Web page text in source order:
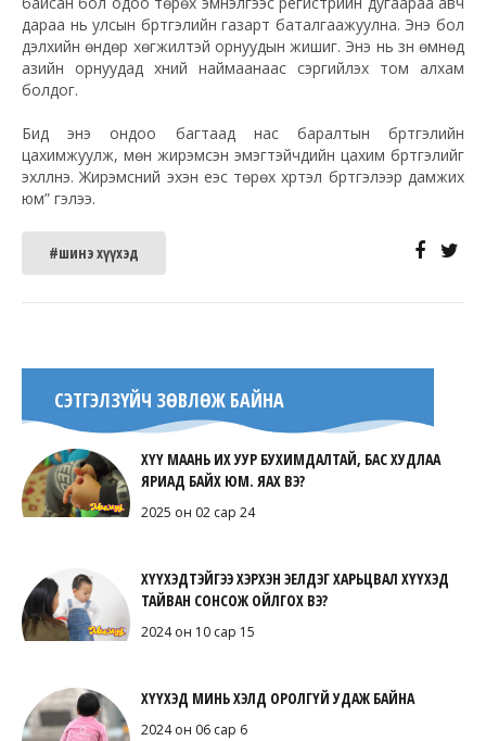
дараа нь улсын бүртгэлийн газарт баталгаажуулна. Энэ бол
дэлхийн өндөр хөгжилтэй орнуудын жишиг. Энэ нь зүүн өмнөд
азийн орнуудад хүний наймаанаас сэргийлэх том алхам
болдог.
Бид энэ ондоо багтаад нас баралтын бүртгэлийн
цахимжуулж, мөн жирэмсэн эмэгтэйчүүдийн цахим бүртгэлийг
эхлүүлнэ. Жирэмсний эхэн үеэс төрөх хүртэл бүртгэлээр дамжих
юм” гэлээ.
#шинэ хүүхэд
СЭТГЭЛЗҮЙЧ ЗӨВЛӨЖ БАЙНА
ХҮҮ МААНЬ ИХ УУР БУХИМДАЛТАЙ, БАС ХУДЛАА
ЯРИАД БАЙХ ЮМ. ЯАХ ВЭ?
2025 он 02 сар 24
ХҮҮХЭДТЭЙГЭЭ ХЭРХЭН ЭЕЛДЭГ ХАРЬЦВАЛ ХҮҮХЭД
ТАЙВАН СОНСОЖ ОЙЛГОХ ВЭ?
2024 он 10 сар 15
ХҮҮХЭД МИНЬ ХЭЛД ОРОЛГҮЙ УДАЖ БАЙНА
2024 он 06 сар 6